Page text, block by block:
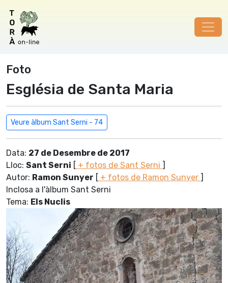
Foto
Església de Santa Maria
Veure àlbum Sant Serni - 74
Data: 27 de Desembre de 2017
Lloc: Sant Serni [ + fotos de Sant Serni ]
Autor: Ramon Sunyer [ + fotos de Ramon Sunyer ]
Inclosa a l'àlbum Sant Serni
Tema: Els Nuclis